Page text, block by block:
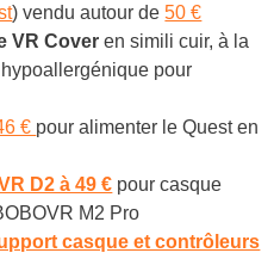
) vendu autour de50 €
VR Cover en simili cuir, à la
pour
€ pour alimenter le Quest en
D2 à 49 € pour casque
M2 Pro
casque et contrôleurs